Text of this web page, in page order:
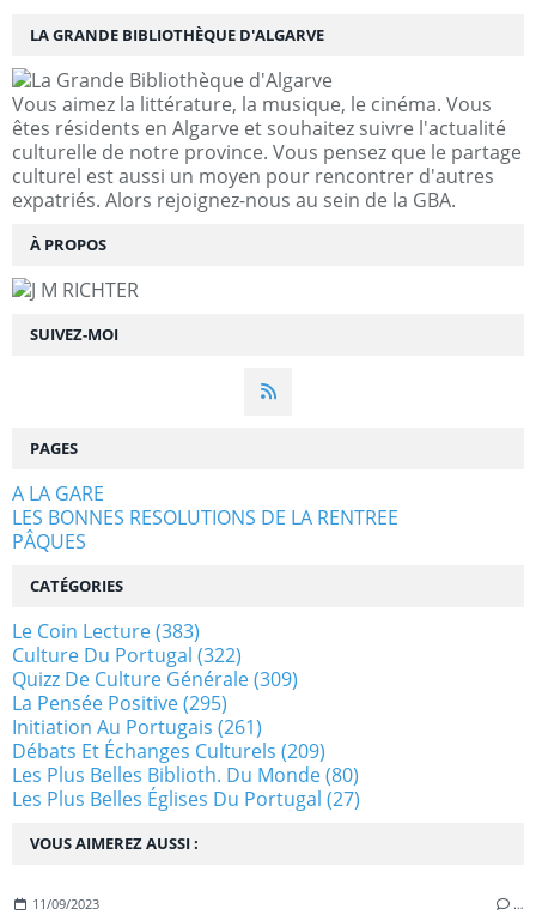
SUIVEZ-MOI
LA GRANDE BIBLIOTHÈQUE D'ALGARVE
Vous aimez la littérature, la musique, le cinéma. Vous
êtes résidents en Algarve et souhaitez suivre l'actualité
culturelle de notre province. Vous pensez que le partage
culturel est aussi un moyen pour rencontrer d'autres
expatriés. Alors rejoignez-nous au sein de la GBA.
À PROPOS
VOUS AIMEREZ AUSSI :
11/09/2023 …
PAGES
A LA GARE
LES BONNES RESOLUTIONS DE LA RENTREE
PÂQUES
CATÉGORIES
Le Coin Lecture(383)
Culture Du Portugal (322)
Quizz De Culture Générale(309)
La Pensée Positive(295)
Initiation Au Portugais (261)
Débats Et Échanges Culturels (209)
Les Plus Belles Biblioth. Du Monde(80)
Les Plus Belles Églises Du Portugal (27)